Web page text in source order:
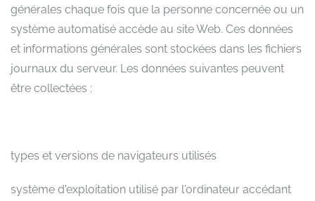
générales chaque fois que la personne concernée ou un
système automatisé accède au site Web. Ces données
et informations générales sont stockées dans les fichiers
journaux du serveur. Les données suivantes peuvent
être collectées :
types et versions de navigateurs utilisés
système d'exploitation utilisé par l'ordinateur accédant